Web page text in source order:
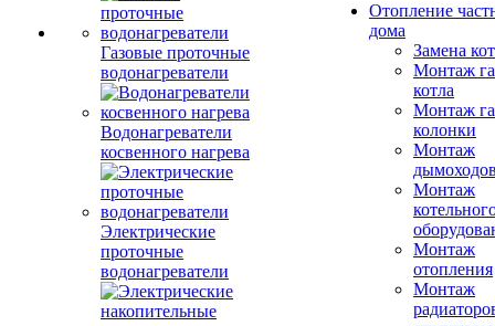
Газовые проточные
водонагреватели
Водонагреватели
косвенного нагрева
Электрические
проточные
водонагреватели
Отопление
дома
Замена
Монтаж
котла
Монтаж
колонки
Монтаж
Монтаж
Монтаж
отопления
Монтаж